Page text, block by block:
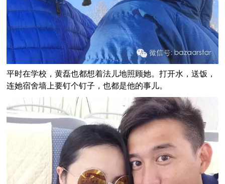
平时在学校，黄磊也都想着法儿地照顾她。打开水，送饭，
连她宿舍墙上要钉个钉子，也都是他的事儿。